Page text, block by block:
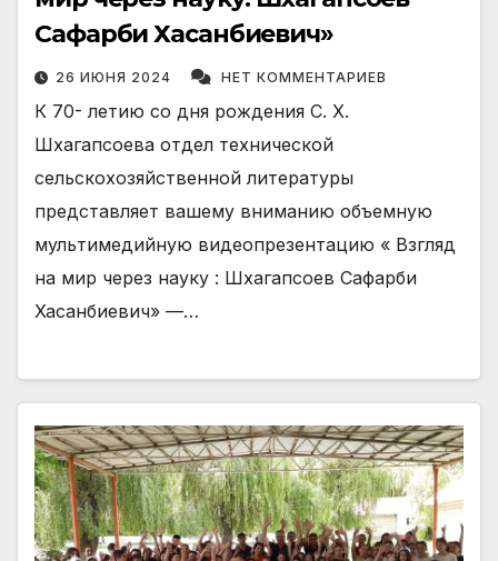
Сафарби Хасанбиевич»
26 ИЮНЯ 2024 НЕТ КОММЕНТАРИЕВ
К 70- летию со дня рождения С. Х.
Шхагапсоева отдел технической
сельскохозяйственной литературы
представляет вашему вниманию объемную
мультимедийную видеопрезентацию « Взгляд
на мир через науку : Шхагапсоев Сафарби
Хасанбиевич» —…